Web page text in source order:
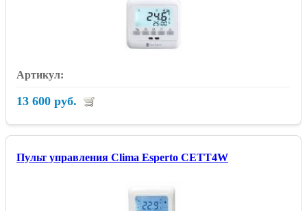
13 600 руб.
Пульт управления Clima Esperto CETT4W